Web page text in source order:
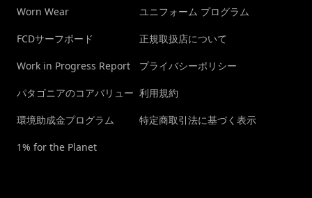
Worn Wear
FCDサーフボード
Work in Progress Report
パタゴニアのコアバリュー
環境助成金プログラム
1% for the Planet
ユニフォーム プログラム
正規取扱店について
プライバシーポリシー
利用規約
特定商取引法に基づく表示